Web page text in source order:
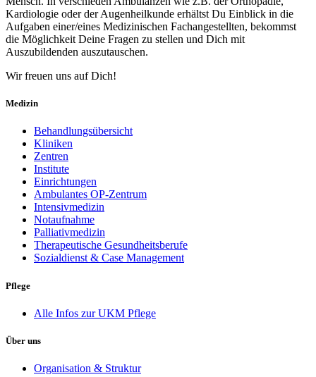
Kardiologie oder der Augenheilkunde erhältst Du Einblick in die
Aufgaben einer/eines Medizinischen Fachangestellten, bekommst
die Möglichkeit Deine Fragen zu stellen und Dich mit
Auszubildenden auszutauschen.
Wir freuen uns auf Dich!
Medizin
Behandlungsübersicht
Kliniken
Zentren
Institute
Einrichtungen
Ambulantes OP-Zentrum
Intensivmedizin
Notaufnahme
Palliativmedizin
Therapeutische Gesundheitsberufe
Sozialdienst & Case Management
Pflege
Alle Infos zur UKM Pflege
Über uns
Organisation & Struktur